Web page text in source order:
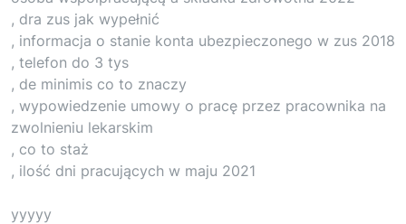
, dra zus jak wypełnić
, informacja o stanie konta ubezpieczonego w zus 2018
, telefon do 3 tys
, de minimis co to znaczy
, wypowiedzenie umowy o pracę przez pracownika na
zwolnieniu lekarskim
, co to staż
, ilość dni pracujących w maju 2021
yyyyy